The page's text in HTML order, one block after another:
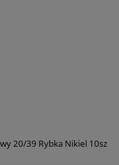
20/39 Rybka Nikiel 10szt